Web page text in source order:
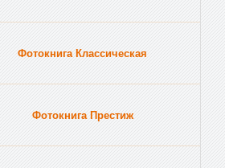
Фотокнига Классическая
Фотокнига Престиж